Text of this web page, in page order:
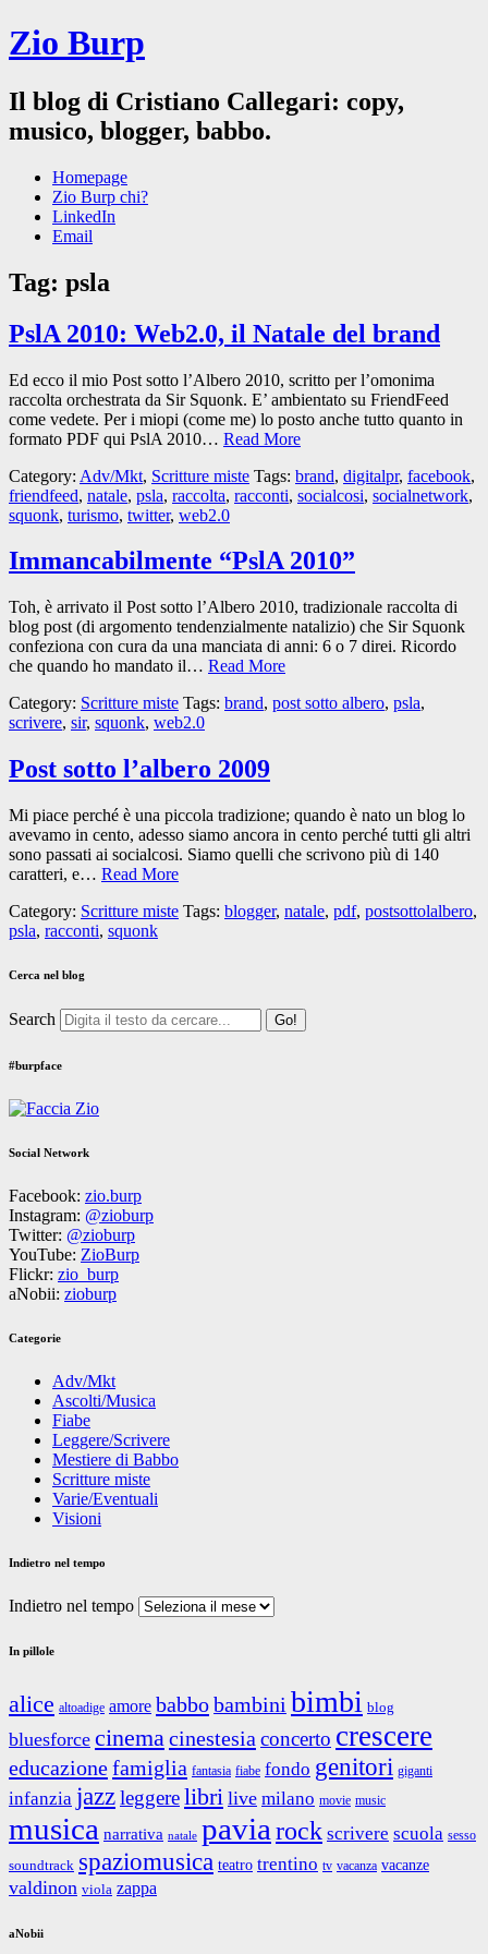
Zio Burp
Il blog di Cristiano Callegari: copy,
musico, blogger, babbo.
Homepage
Zio Burp chi?
LinkedIn
Email
Tag: psla
PslA 2010: Web2.0, il Natale del brand
Ed ecco il mio Post sotto l’Albero 2010, scritto per l’omonima
raccolta orchestrata da Sir Squonk. E’ ambientato su FriendFeed
come vedete. Per i miopi (come me) lo posto anche tutto quanto in
formato PDF qui PslA 2010… Read More
Category: Adv/Mkt, Scritture miste Tags: brand, digitalpr, facebook,
friendfeed, natale, psla, raccolta, racconti, socialcosi, socialnetwork,
squonk, turismo, twitter, web2.0
Immancabilmente “PslA 2010”
Toh, è arrivato il Post sotto l’Albero 2010, tradizionale raccolta di
blog post (di argomento tendenzialmente natalizio) che Sir Squonk
confeziona con cura da una manciata di anni: 6 o 7 direi. Ricordo
che quando ho mandato il… Read More
Category: Scritture miste Tags: brand, post sotto albero, psla,
scrivere, sir, squonk, web2.0
Post sotto l’albero 2009
Mi piace perché è una piccola tradizione; quando è nato un blog lo
avevamo in cento, adesso siamo ancora in cento perché tutti gli altri
sono passati ai socialcosi. Siamo quelli che scrivono più di 140
caratteri, e… Read More
Category: Scritture miste Tags: blogger, natale, pdf, postsottolalbero,
psla, racconti, squonk
Cerca nel blog
Search
#burpface
Social Network
Facebook: zio.burp
Instagram: @zioburp
Twitter: @zioburp
YouTube: ZioBurp
Flickr: zio_burp
aNobii: zioburp
Categorie
Adv/Mkt
Ascolti/Musica
Fiabe
Leggere/Scrivere
Mestiere di Babbo
Scritture miste
Varie/Eventuali
Visioni
Indietro nel tempo
Indietro nel tempo
In pillole
alice altoadige amore babbobambini bimbi blog
bluesforce cinema cinestesia concerto crescere
educazionefamiglia fantasia fiabe fondo genitori giganti
infanzia jazzleggerelibri live milano movie music
musica narrativa natale pavia rock scrivere scuola sesso
soundtrack spaziomusica teatro trentino tv vacanza vacanze
valdinon viola zappa
aNobii